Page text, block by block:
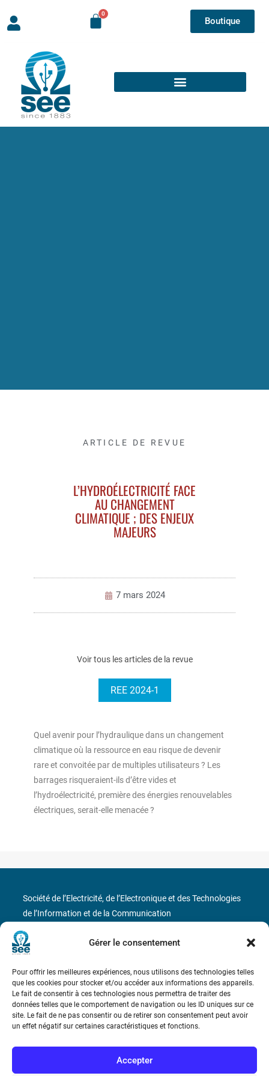
Gérer le consentement
Pour offrir les meilleures expériences, nous utilisons des technologies telles
que les cookies pour stocker et/ou accéder aux informations des appareils.
Le fait de consentir à ces technologies nous permettra de traiter des
données telles que le comportement de navigation ou les ID uniques sur ce
site. Le fait de ne pas consentir ou de retirer son consentement peut avoir
un effet négatif sur certaines caractéristiques et fonctions.
Accepter
Boutique
ARTICLE DE REVUE
L’HYDROÉLECTRICITÉ FACE
AU CHANGEMENT
CLIMATIQUE ; DES ENJEUX
MAJEURS
7 mars 2024
Voir tous les articles de la revue
REE 2024-1
Quel avenir pour l’hydraulique dans un changement
climatique où la ressource en eau risque de devenir
rare et convoitée par de multiples utilisateurs ? Les
barrages risqueraient-ils d’être vides et
l’hydroélectricité, première des énergies renouvelables
électriques, serait-elle menacée ?
Bicentenaire des découvertes d’André-
Société de l’Electricité, de l’Electronique et des Technologies
de l’Information et de la Communication
17 rue de l’Amiral Hamelin 75116 Paris
Métro : « Boissière » Ligne 6 et « Iéna » Ligne 9
Téléphone : (+33) 1 56 90 37 17
N° de SIREN : 785 393 232, Code APE : 9412Z TVA intra-